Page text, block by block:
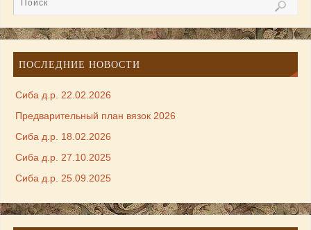
ПОСЛЕДНИЕ НОВОСТИ
Сиба д.р. 22.02.2026
Предварительный план вязок 2026
Сиба д.р. 18.02.2026
Сиба д.р. 27.10.2025
Сиба д.р. 25.09.2025